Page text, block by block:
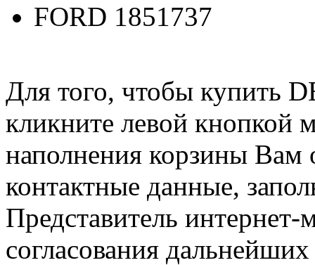
FORD 1851737
Для того, чтобы купить
кликните левой
наполнения корзины Вам
контактные данные,
Представитель
согласования